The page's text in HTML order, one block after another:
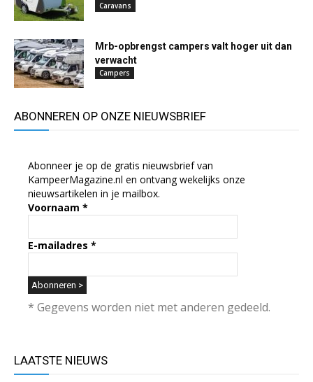
Caravans
Mrb-opbrengst campers valt hoger uit dan
verwacht
Campers
ABONNEREN OP ONZE NIEUWSBRIEF
Abonneer je op de gratis nieuwsbrief van
KampeerMagazine.nl en ontvang wekelijks onze
nieuwsartikelen in je mailbox.
Voornaam *
E-mailadres *
* Gegevens worden niet met anderen gedeeld.
LAATSTE NIEUWS